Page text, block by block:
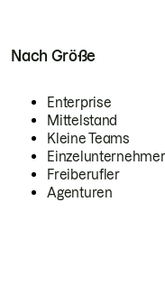
Nach Größe
Enterprise
Mittelstand
Kleine Teams
Einzelunternehmer
Freiberufler
Agenturen